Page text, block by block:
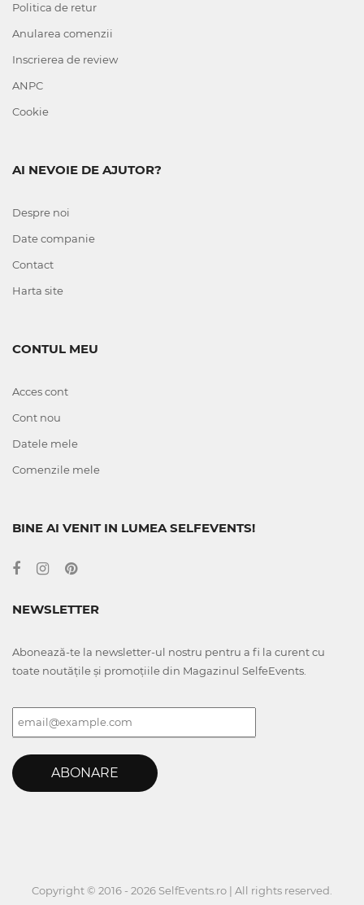
Politica de retur
Anularea comenzii
Inscrierea de review
ANPC
Cookie
AI NEVOIE DE AJUTOR?
Despre noi
Date companie
Contact
Harta site
CONTUL MEU
Acces cont
Cont nou
Datele mele
Comenzile mele
BINE AI VENIT IN LUMEA SELFEVENTS!
NEWSLETTER
Abonează-te la newsletter-ul nostru pentru a fi la curent cu
toate noutățile și promoțiile din Magazinul SelfeEvents.
ABONARE
Copyright © 2016 - 2026 SelfEvents.ro | All rights reserved.